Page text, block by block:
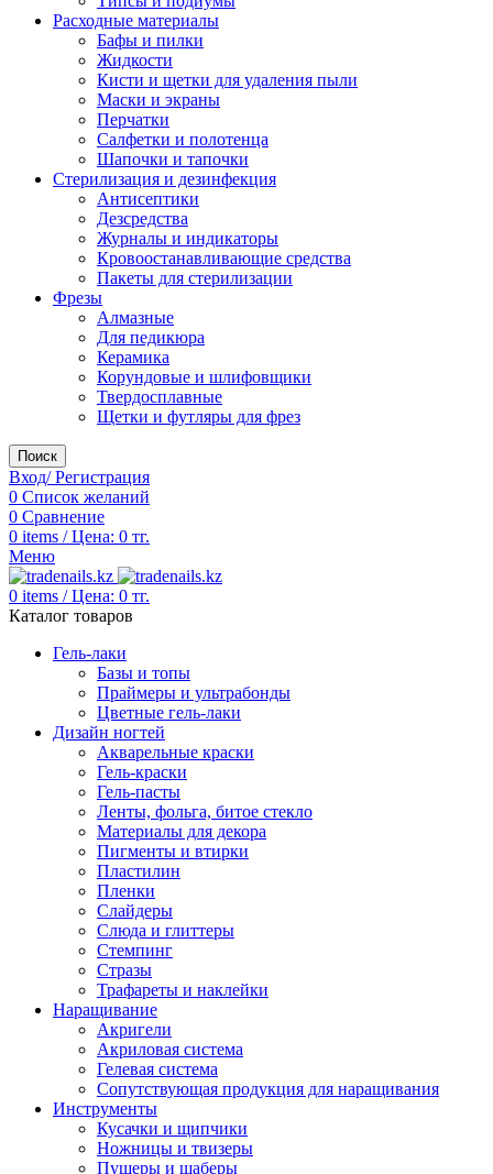
Расходные материалы
Бафы и пилки
Жидкости
Кисти и щетки для удаления пыли
Маски и экраны
Перчатки
Салфетки и полотенца
Шапочки и тапочки
Стерилизация и дезинфекция
Антисептики
Дезсредства
Журналы и индикаторы
Кровоостанавливающие средства
Пакеты для стерилизации
Фрезы
Алмазные
Для педикюра
Керамика
Корундовые и шлифовщики
Твердосплавные
Щетки и футляры для фрез
Поиск
Вход/ Регистрация
0 Список желаний
0 Сравнение
0 items / Цена: 0 тг.
Меню
0 items / Цена: 0 тг.
Каталог товаров
Гель-лаки
Базы и топы
Праймеры и ультрабонды
Цветные гель-лаки
Дизайн ногтей
Акварельные краски
Гель-краски
Гель-пасты
Ленты, фольга, битое стекло
Материалы для декора
Пигменты и втирки
Пластилин
Пленки
Слайдеры
Слюда и глиттеры
Стемпинг
Стразы
Трафареты и наклейки
Наращивание
Акригели
Акриловая система
Гелевая система
Сопутствующая продукция для наращивания
Инструменты
Кусачки и щипчики
Ножницы и твизеры
Пушеры и шаберы